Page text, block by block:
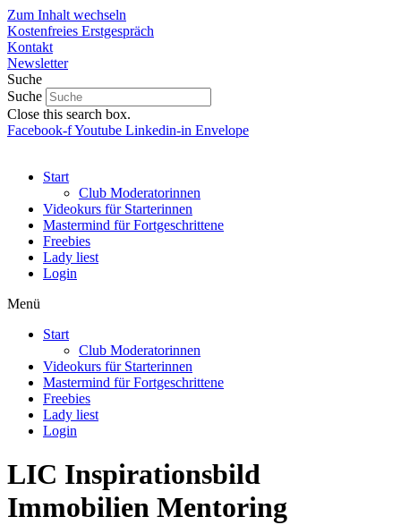
Zum Inhalt wechseln
Kostenfreies Erstgespräch
Kontakt
Newsletter
Suche
Suche
Close this search box.
Facebook-fYoutube Linkedin-in Envelope
Start
Club Moderatorinnen
Videokurs für Starterinnen
Mastermind für Fortgeschrittene
Freebies
Lady liest
Login
Menü
Start
Club Moderatorinnen
Videokurs für Starterinnen
Mastermind für Fortgeschrittene
Freebies
Lady liest
Login
LIC Inspirationsbild
Immobilien Mentoring